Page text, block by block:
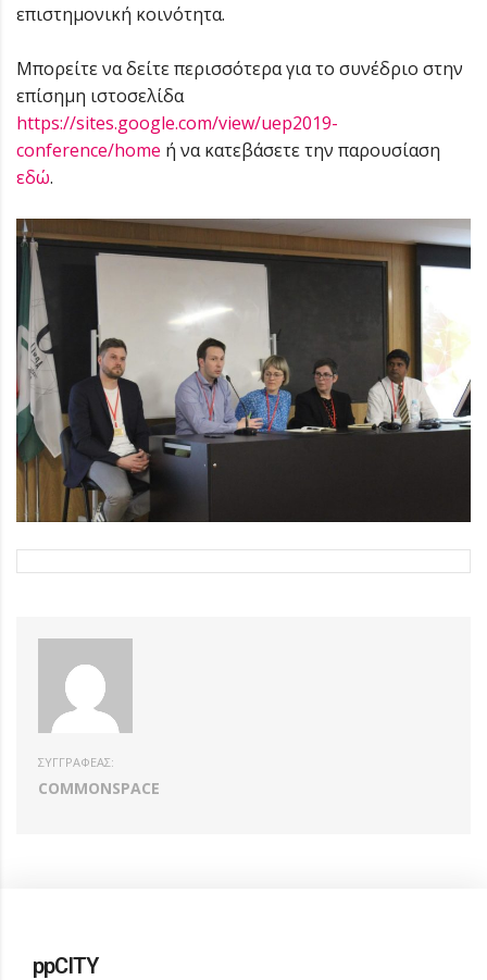
επιστημονική κοινότητα.
Μπορείτε να δείτε περισσότερα για το συνέδριο στην
επίσημη ιστοσελίδα
https://sites.google.com/view/uep2019-
conference/home ή να κατεβάσετε την παρουσίαση
εδώ.
ΣΥΓΓΡΑΦΈΑΣ:
COMMONSPACE
ppCITY